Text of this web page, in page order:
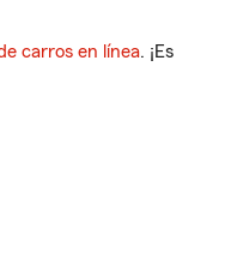
carros en línea. ¡Es